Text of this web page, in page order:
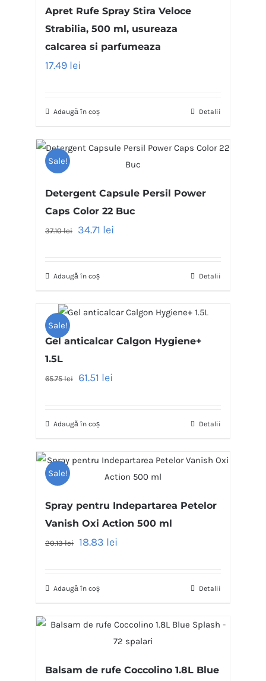
Apret Rufe Spray Stira Veloce
Strabilia, 500 ml, usureaza
calcarea si parfumeaza
17.49 lei
Adaugă în coș Detalii
Sale!
Detergent Capsule Persil Power
Caps Color 22 Buc
37.10lei 34.71 lei
Adaugă în coș Detalii
Sale!
Gel anticalcar Calgon Hygiene+
1.5L
65.75lei 61.51 lei
Adaugă în coș Detalii
Sale!
Spray pentru Indepartarea Petelor
Vanish Oxi Action 500 ml
20.13lei 18.83 lei
Adaugă în coș Detalii
Balsam de rufe Coccolino 1.8L Blue